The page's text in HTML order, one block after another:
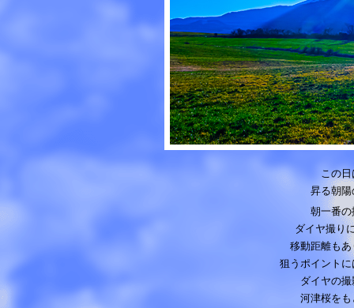
この
昇る朝陽
朝一番
ダイヤ撮り
移動距離も
狙うポイント
ダイヤの
河津桜を